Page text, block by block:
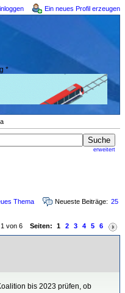
Ein neues Profil erzeugen
*
erweitert
Thema Neueste Beiträge: 25
1 von 6 Seiten: 1 2 3 4 5 6
bis 2023 prüfen, ob